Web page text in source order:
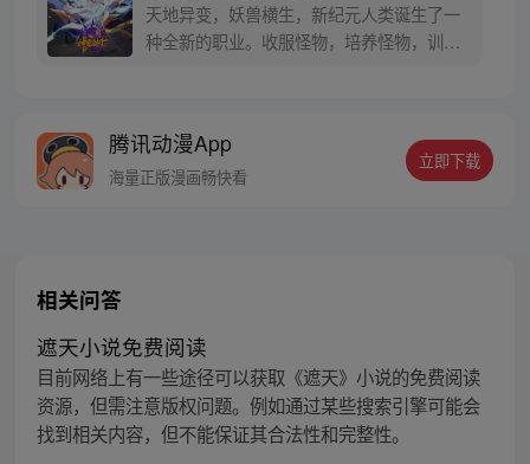
天地异变，妖兽横生，新纪元人类诞生了一
种全新的职业。收服怪物，培养怪物，训练
只翱翔九天的真龙。 每周三、六更新
腾讯动漫App
海量正版漫画畅快看
立即下载
相关问答
遮天小说免费阅读
目前网络上有一些途径可以获取《遮天》小说的免费阅读
资源，但需注意版权问题。例如通过某些搜索引擎可能会
找到相关内容，但不能保证其合法性和完整性。